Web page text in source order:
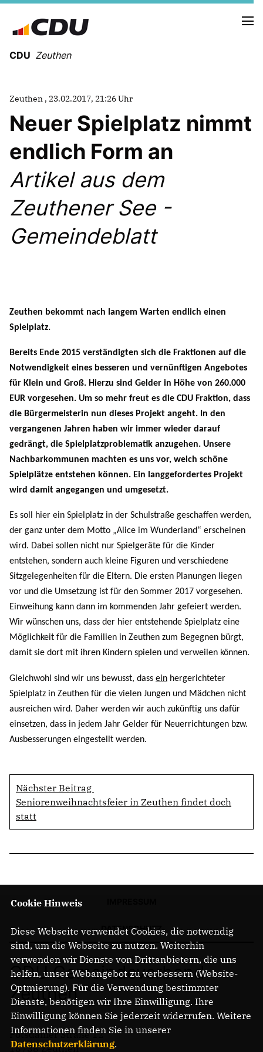
CDU Zeuthen
Zeuthen , 23.02.2017, 21:26 Uhr
Neuer Spielplatz nimmt
endlich Form an
Artikel aus dem
Zeuthener See -
Gemeindeblatt
Zeuthen bekommt nach langem Warten endlich einen
Spielplatz.
Bereits Ende 2015 verständigten sich die Fraktionen auf die
Notwendigkeit eines besseren und vernünftigen Angebotes
für Klein und Groß. Hierzu sind Gelder in Höhe von 260.000
EUR vorgesehen. Um so mehr freut es die CDU Fraktion, dass
die Bürgermeisterin nun dieses Projekt angeht. In den
vergangenen Jahren haben wir immer wieder darauf
gedrängt, die Spielplatzproblematik anzugehen. Unsere
Nachbarkommunen machten es uns vor, welch schöne
Spielplätze entstehen können. Ein langgefordertes Projekt
wird damit angegangen und umgesetzt.
Es soll hier ein Spielplatz in der Schulstraße geschaffen werden,
der ganz unter dem Motto „Alice im Wunderland“ erscheinen
wird. Dabei sollen nicht nur Spielgeräte für die Kinder
entstehen, sondern auch kleine Figuren und verschiedene
Sitzgelegenheiten für die Eltern. Die ersten Planungen liegen
vor und die Umsetzung ist für den Sommer 2017 vorgesehen.
Einweihung kann dann im kommenden Jahr gefeiert werden.
Wir wünschen uns, dass der hier entstehende Spielplatz eine
Möglichkeit für die Familien in Zeuthen zum Begegnen bürgt,
damit sie dort mit ihren Kindern spielen und verweilen können.
Gleichwohl sind wir uns bewusst, dass ein hergerichteter
Spielplatz in Zeuthen für die vielen Jungen und Mädchen nicht
ausreichen wird. Daher werden wir auch zukünftig uns dafür
einsetzen, dass in jedem Jahr Gelder für Neuerrichtungen bzw.
Ausbesserungen eingestellt werden.
Nächster Beitrag
Seniorenweihnachtsfeier in Zeuthen findet doch
statt
DATENSCHUTZ
CDU Gemeindeverband
Zeuthen
Potsdamer Straße 12
15738 Zeuthen
Cookie Hinweis
Diese Webseite verwendet Cookies, die notwendig
sind, um die Webseite zu nutzen. Weiterhin
verwenden wir Dienste von Drittanbietern, die uns
helfen, unser Webangebot zu verbessern (Website-
Optmierung). Für die Verwendung bestimmter
Dienste, benötigen wir Ihre Einwilligung. Ihre
Einwilligung können Sie jederzeit widerrufen. Weitere
Informationen finden Sie in unserer
Datenschutzerklärung.